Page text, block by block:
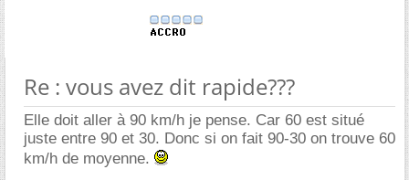
Re : vous avez dit rapide???
Elle doit aller à 90 km/h je pense. Car 60 est situé
juste entre 90 et 30. Donc si on fait 90-30 on trouve 60
km/h de moyenne.